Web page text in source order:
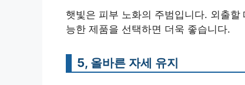
햇빛은 피부 노화의 주범입니다. 외출
능한 제품을 선택하면 더욱 좋습니다.
5, 올바른 자세 유지